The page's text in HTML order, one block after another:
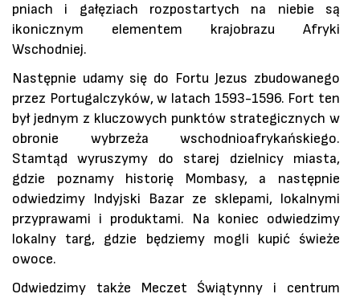
pniach i gałęziach rozpostartych na niebie są
ikonicznym elementem krajobrazu Afryki
Wschodniej.
Następnie udamy się do Fortu Jezus zbudowanego
przez Portugalczyków, w latach 1593-1596. Fort ten
był jednym z kluczowych punktów strategicznych w
obronie wybrzeża wschodnioafrykańskiego.
Stamtąd wyruszymy do starej dzielnicy miasta,
gdzie poznamy historię Mombasy, a następnie
odwiedzimy Indyjski Bazar ze sklepami, lokalnymi
przyprawami i produktami. Na koniec odwiedzimy
lokalny targ, gdzie będziemy mogli kupić świeże
owoce.
Odwiedzimy także Meczet Świątynny i centrum